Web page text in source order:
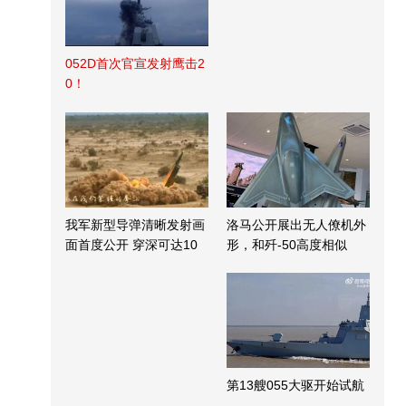
052D首次官宣发射鹰击2
0！
我军新型导弹清晰发射画
面首度公开 穿深可达10
洛马公开展出无人僚机外
形，和歼-50高度相似
第13艘055大驱开始试航